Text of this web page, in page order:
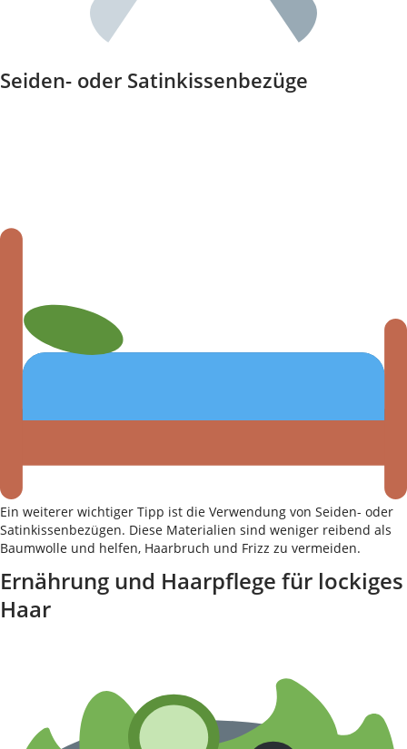
Seiden- oder Satinkissenbezüge
Ein weiterer wichtiger Tipp ist die Verwendung von Seiden- oder
Satinkissenbezügen. Diese Materialien sind weniger reibend als
Baumwolle und helfen, Haarbruch und Frizz zu vermeiden.
Ernährung und Haarpflege für lockiges
Haar